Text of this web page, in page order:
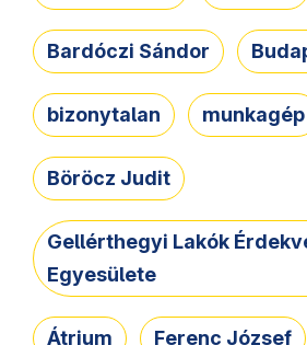
Bardóczi Sándor
bizonytalan munkagép
Böröcz Judit
Gellérthegyi Lakók
Egyesülete
Átrium Ferenc József